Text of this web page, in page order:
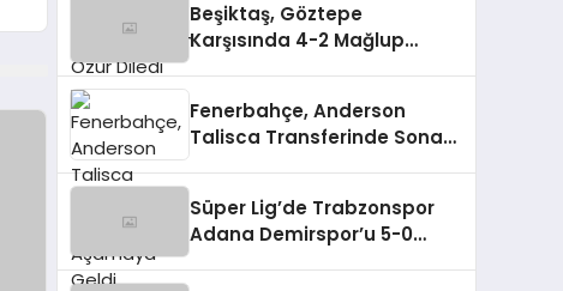
Beşiktaş, Göztepe
Karşısında 4-2 Mağlup
Fenerbahçe, Anderson
Talisca Transferinde Sona
Süper Lig’de Trabzonspor
Adana Demirspor’u 5-0